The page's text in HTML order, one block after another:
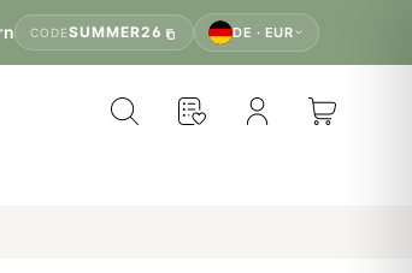
CODESUMMER26 DE · EUR